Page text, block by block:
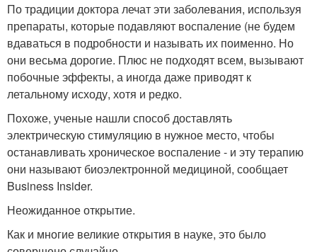
По традиции доктора лечат эти заболевания, используя
препараты, которые подавляют воспаление (не будем
вдаваться в подробности и называть их поименно. Но
они весьма дорогие. Плюс не подходят всем, вызывают
побочные эффекты, а иногда даже приводят к
летальному исходу, хотя и редко.
Похоже, ученые нашли способ доставлять
электрическую стимуляцию в нужное место, чтобы
останавливать хроническое воспаление - и эту терапию
они называют биоэлектронной медициной, сообщает
Business Insider.
Неожиданное открытие.
Как и многие великие открытия в науке, это было